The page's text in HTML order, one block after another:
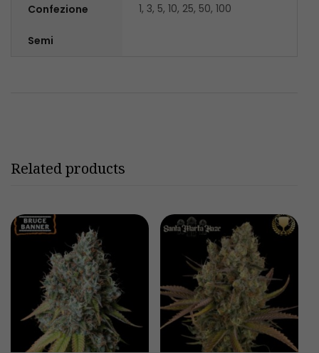
Confezione
Semi
1, 3, 5, 10, 25, 50, 100
Related products